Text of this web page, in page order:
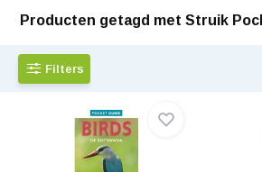
Producten getagd met Struik
Filters